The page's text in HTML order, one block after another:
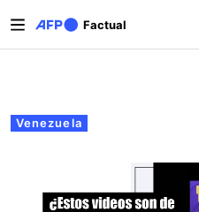
Factual
Solapas
Venezuela